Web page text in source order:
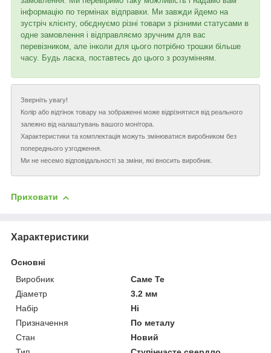
інформацію по термінах відправки. Ми завжди йдемо на
зустріч клієнту, обєднуємо різні товари з різними статусами в
одне замовлення і відправляємо зручним для вас
перевізником, але інколи для цього потрібно трошки більше
часу. Будь ласка, поставтесь до цього з розумінням.
Зверніть увагу!
Колір або відтінок товару на зображенні може відрізнятися від реального
залежно від налаштувань вашого монітора.
Характеристики та комплектація можуть змінюватися виробником без
попереднього узгодження.
Ми не несемо відповідальності за зміни, які вносить виробник.
Приховати
Характеристики
Основні
Виробник
Саме Те
Діаметр
3.2 мм
Набір
Ні
Призначення
По металу
Стан
Новий